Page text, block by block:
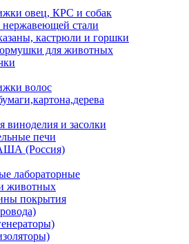
овец, КРС и собак
нержавеющей стали
кастрюли и горшки
для животных
волос
виноделия и засолки
печи
(Россия)
лабораторные
животных
покрытия